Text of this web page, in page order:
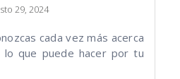
29, 2024
cada vez más acerca
que puede hacer por tu